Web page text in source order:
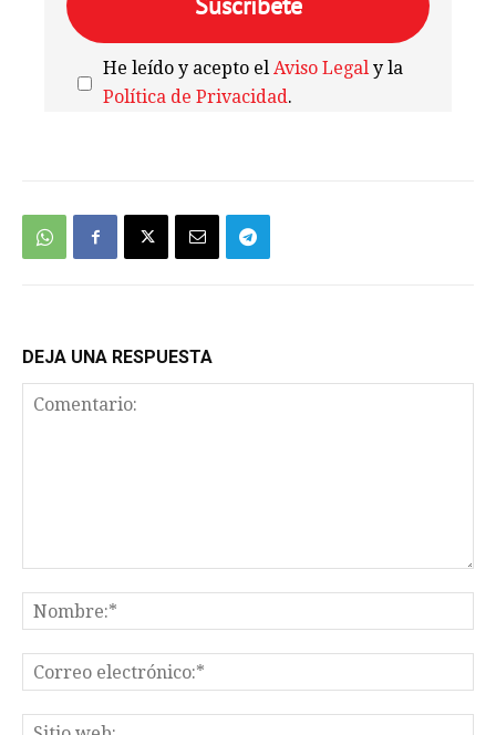
He leído y acepto elAviso Legal y la
Política de Privacidad.
DEJA UNA RESPUESTA